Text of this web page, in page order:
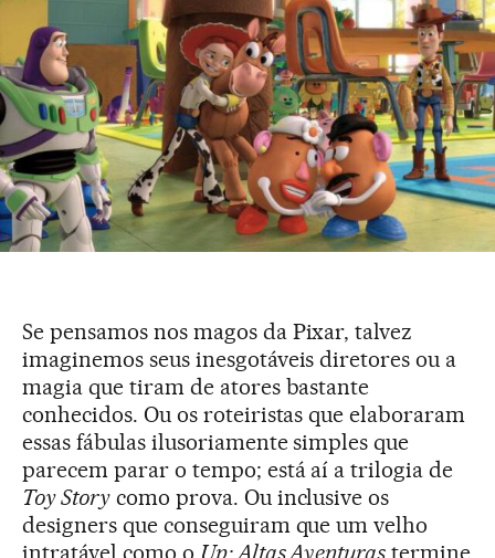
Se pensamos nos magos da Pixar, talvez
imaginemos seus inesgotáveis diretores ou a
magia que tiram de atores bastante
conhecidos. Ou os roteiristas que elaboraram
essas fábulas ilusoriamente simples que
parecem parar o tempo; está aí a trilogia de
Toy Storycomo prova. Ou inclusive os
designers que conseguiram que um velho
intratável como o Up: Altas Aventuras termine